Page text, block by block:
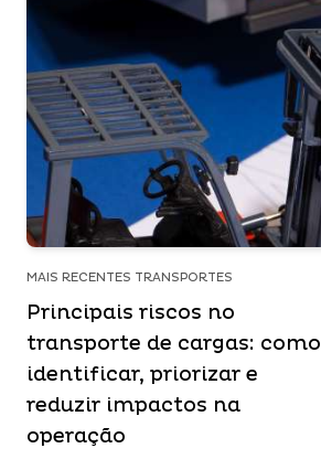
MAIS RECENTES TRANSPORTES
Principais riscos no
transporte de cargas: como
identificar, priorizar e
reduzir impactos na
operação